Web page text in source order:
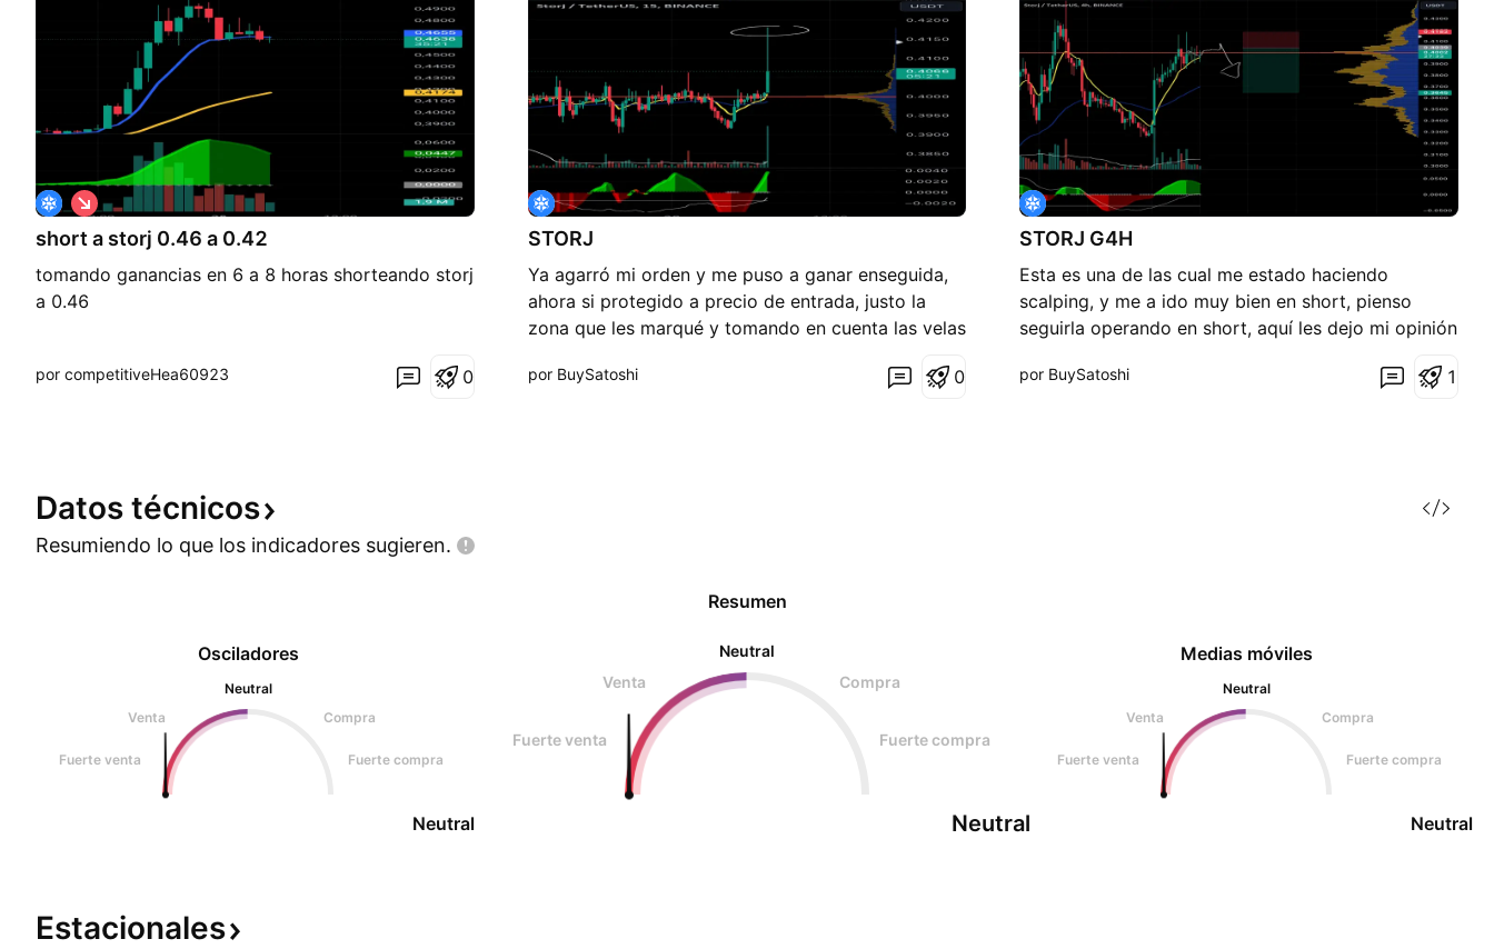
short a storj 0.46 a 0.42
tomando ganancias en 6 a 8 horas shorteando storj
a 0.46
C
o
r
o
por competitiveHea60923 0
STORJ
Ya agarró mi orden y me puso a ganar enseguida,
ahora si protegido a precio de entrada, justo la
zona que les marqué y tomando en cuenta las velas
por BuySatoshi 0
STORJ G4H
Esta es una de las cual me estado haciendo
scalping, y me a ido muy bien en short, pienso
seguirla operando en short, aquí les dejo mi opinión
STOP LOSS.🇪🇨
por BuySatoshi 1
Datos técnicos
Resumiendo lo que los indicadores sugieren.
Osciladores
Neutral
Venta
Compra
Fuerte venta Fuerte compra
Neutral
Resumen
Neutral
Venta
Compra
Fuerte venta Fuerte compra
Neutral
Medias móviles
Neutral
Venta
Compra
Fuerte venta Fuerte compra
Neutral
Estacionales